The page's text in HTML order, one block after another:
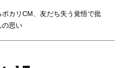
カリCM、友だち失う覚悟で批
の思い